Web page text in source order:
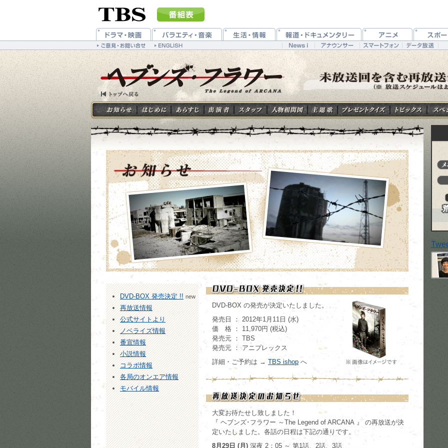
DVD-BOX 発売決定 !! new
再放送情報
公式サイトより
ノベライズ情報
番宣情報
小説情報
コラボ情報
各局のオンエア情報
モバイル情報
DVD-BOX の発売が決定いたしました。
発売日 ： 2012年1月11日 (水)
価 格 ： 11,970円 (税込)
発売元 ： TBS
発売元 ： アニプレックス
詳細・ご予約は → TBS ishop へ
大変お待たせし致しました！
『 ヘブンズ･フラワー ～The Legend of ARCANA 』 の再放送が決
定いたしました。各話の日程は下記の通りです。
8月29日 (月) 深夜 2：05 ～ 第1話、2話、3話